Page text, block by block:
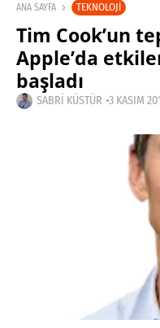
ANA SAYFA TEKNOLOJI
Tim Cook’un
Apple’da
başladı
SABRI KÜSTÜR 3 KASIM